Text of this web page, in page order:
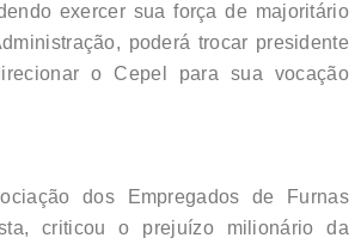
exercer sua força de majoritário
poderá trocar presidente
o Cepel para sua vocação
dos Empregados de Furnas
criticou o prejuízo milionário da